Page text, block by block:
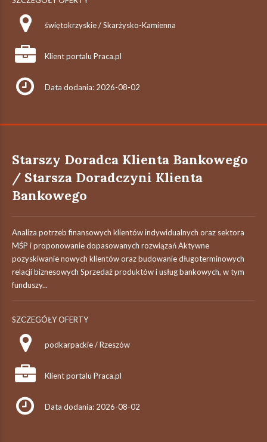
świętokrzyskie / Skarżysko-Kamienna
Klient portalu Praca.pl
Data dodania: 2026-08-02
Starszy Doradca Klienta Bankowego
/ Starsza Doradczyni Klienta
Bankowego
Analiza potrzeb finansowych klientów indywidualnych oraz sektora
MŚP i proponowanie dopasowanych rozwiązań Aktywne
pozyskiwanie nowych klientów oraz budowanie długoterminowych
relacji biznesowych Sprzedaż produktów i usług bankowych, w tym
funduszy...
SZCZEGÓŁY OFERTY
podkarpackie / Rzeszów
Klient portalu Praca.pl
Data dodania: 2026-08-02